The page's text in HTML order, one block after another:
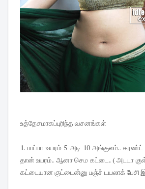
உத்தேசமாகப்புரிந்த வசனங்கள்
1. பாப்பா உயரம் 5 அடி 10 அங்குலம்..
தான் உயரம்.. ஆனா செம கட்டை.. ( அடடா
கட்டையான குட்டைன்னு பஞ்ச் டயலாக் பேசி